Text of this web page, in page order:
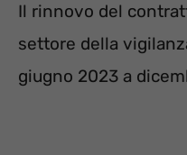
Il rinnovo del
settore della
giugno 2023 a